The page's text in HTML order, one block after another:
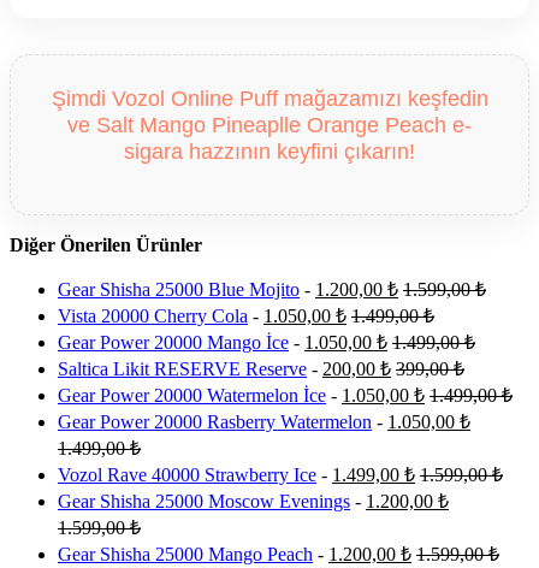
Şimdi Vozol Online Puff mağazamızı keşfedin
ve Salt Mango Pineaplle Orange Peach e-
sigara hazzının keyfini çıkarın!
Diğer Önerilen Ürünler
Gear Shisha 25000 Blue Mojito - 1.200,00 ₺ 1.599,00₺
Vista 20000 Cherry Cola - 1.050,00 ₺ 1.499,00₺
Gear Power 20000 Mango İce - 1.050,00 ₺ 1.499,00₺
Saltica Likit RESERVE Reserve - 200,00 ₺ 399,00₺
Gear Power 20000 Watermelon İce - 1.050,00 ₺ 1.499,00₺
Gear Power 20000 Rasberry Watermelon - 1.050,00 ₺
1.499,00₺
Vozol Rave 40000 Strawberry Ice - 1.499,00 ₺ 1.599,00₺
Gear Shisha 25000 Moscow Evenings - 1.200,00 ₺
1.599,00₺
Gear Shisha 25000 Mango Peach - 1.200,00 ₺ 1.599,00₺